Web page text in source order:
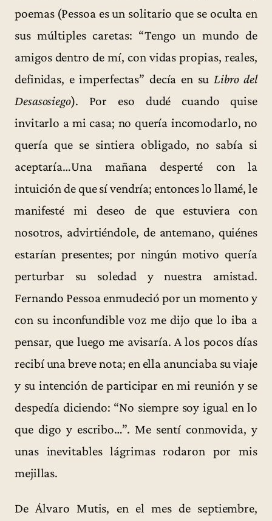
poemas (Pessoa es un solitario que se oculta en
sus múltiples caretas: “Tengo un mundo de
amigos dentro de mí, con vidas propias, reales,
definidas, e imperfectas” decía en suLibro del
Desasosiego). Por eso dudé cuando quise
invitarlo a mi casa; no quería incomodarlo, no
quería que se sintiera obligado, no sabía si
aceptaría…Una mañana desperté con la
intuición de que sí vendría; entonces lo llamé, le
manifesté mi deseo de que estuviera con
nosotros, advirtiéndole, de antemano, quiénes
estarían presentes; por ningún motivo quería
perturbar su soledad y nuestra amistad.
Fernando Pessoa enmudeció por un momento y
con su inconfundible voz me dijo que lo iba a
pensar, que luego me avisaría. A los pocos días
recibí una breve nota; en ella anunciaba su viaje
y su intención de participar en mi reunión y se
despedía diciendo: “No siempre soy igual en lo
que digo y escribo…”. Me sentí conmovida, y
unas inevitables lágrimas rodaron por mis
mejillas.
De Álvaro Mutis, en el mes de septiembre,